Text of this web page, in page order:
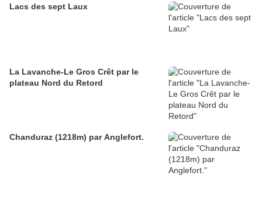
Lacs des sept Laux
La Lavanche-Le Gros Crêt par le
plateau Nord du Retord
Chanduraz (1218m) par Anglefort.